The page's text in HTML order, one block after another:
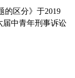
的区分》于2019
届中青年刑事诉讼